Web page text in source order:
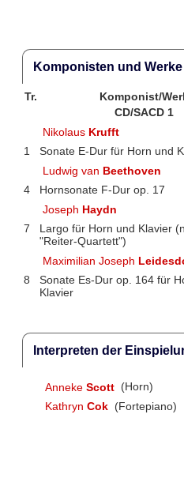
Komponisten und
Tr. Komponist/
CD/SACD 1
Nikolaus Krufft
1
Sonate E-Dur für Horn und
Ludwig van Beethoven
4
Hornsonate F-Dur op. 17
Joseph Haydn
7
Largo für Horn und Klavier
"Reiter-Quartett")
Maximilian Joseph
8
Sonate Es-Dur op. 164 für
Klavier
Interpreten der
Anneke Scott (Horn)
Kathryn Cok (Fortepiano)